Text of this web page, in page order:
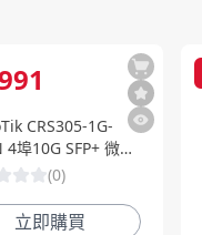
CRS305-1G-
4埠10G SFP+ 微型
型交換器
(0)
立即購買